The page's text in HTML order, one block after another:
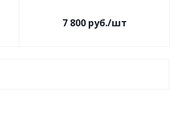
7 800руб./шт